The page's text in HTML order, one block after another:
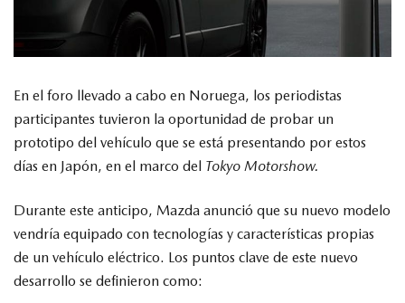
En el foro llevado a cabo en Noruega, los periodistas
participantes tuvieron la oportunidad de probar un
prototipo del vehículo que se está presentando por estos
días en Japón, en el marco del Tokyo Motorshow.
Durante este anticipo, Mazda anunció que su nuevo modelo
vendría equipado con tecnologías y características propias
de un vehículo eléctrico. Los puntos clave de este nuevo
desarrollo se definieron como: